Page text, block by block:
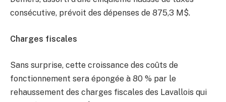
consécutive, prévoit des dépenses de 875,3 M$.
Charges fiscales
Sans surprise, cette croissance des coûts de
fonctionnement sera épongée à 80 % par le
rehaussement des charges fiscales des Lavallois qui